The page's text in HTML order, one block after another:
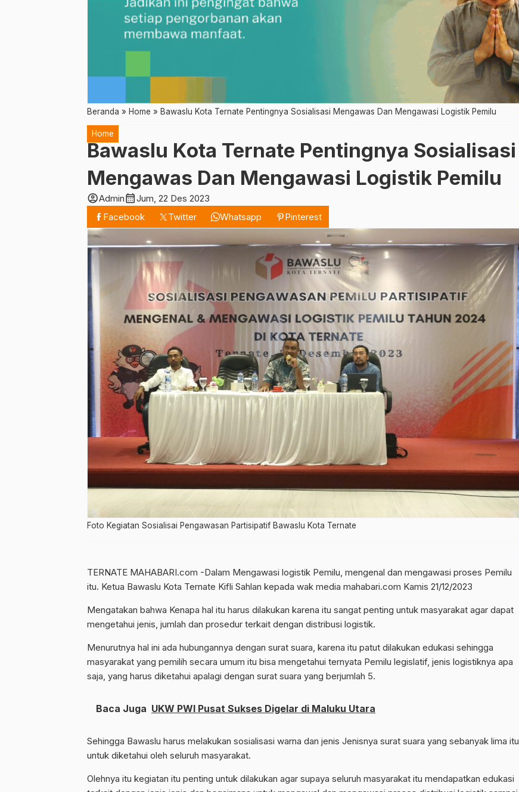
Beranda » Home » Bawaslu Kota Ternate Pentingnya Sosialisasi Mengawas Dan Mengawasi Logistik Pemilu
Home
Bawaslu Kota Ternate Pentingnya Sosialisasi
Mengawas Dan Mengawasi Logistik Pemilu
account_circleAdmincalendar_monthJum, 22 Des 2023
Facebook
Twitter Whatsapp Pinterest
Foto Kegiatan Sosialisai Pengawasan Partisipatif Bawaslu Kota Ternate
TERNATE MAHABARI.com -Dalam Mengawasi logistik Pemilu, mengenal dan mengawasi proses Pemilu
itu. Ketua Bawaslu Kota Ternate Kifli Sahlan kepada wak media mahabari.com Kamis 21/12/2023
Mengatakan bahwa Kenapa hal itu harus dilakukan karena itu sangat penting untuk masyarakat agar dapat
mengetahui jenis, jumlah dan prosedur terkait dengan distribusi logistik.
Menurutnya hal ini ada hubungannya dengan surat suara, karena itu patut dilakukan edukasi sehingga
masyarakat yang pemilih secara umum itu bisa mengetahui ternyata Pemilu legislatif, jenis logistiknya apa
saja, yang harus diketahui apalagi dengan surat suara yang berjumlah 5.
Baca Juga UKW PWI Pusat Sukses Digelar di Maluku Utara
Sehingga Bawaslu harus melakukan sosialisasi warna dan jenis Jenisnya surat suara yang sebanyak lima itu
untuk diketahui oleh seluruh masyarakat.
Olehnya itu kegiatan itu penting untuk dilakukan agar supaya seluruh masyarakat itu mendapatkan edukasi